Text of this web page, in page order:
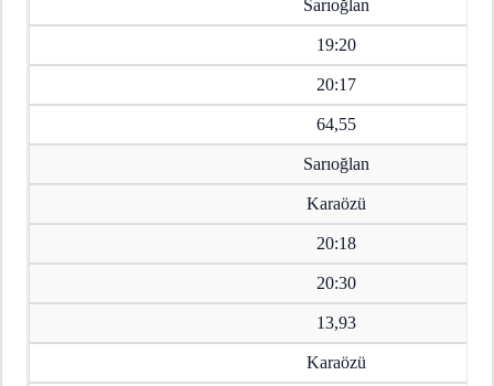
Sarıoğlan
19:20
20:17
64,55
Sarıoğlan
Karaözü
20:18
20:30
13,93
Karaözü